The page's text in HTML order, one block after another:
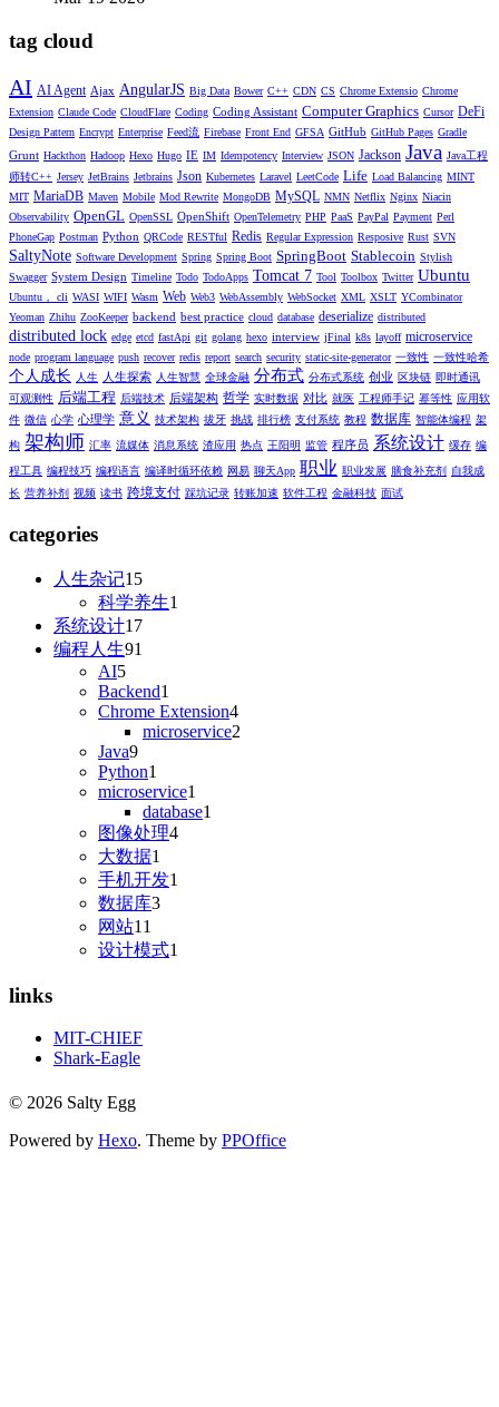
tag cloud
AI AI Agent Ajax AngularJS Big Data Bower C++ CDN CS Chrome Extensio Chrome
Extension Claude Code CloudFlare Coding Coding Assistant Computer Graphics Cursor DeFi
Design Pattern Encrypt Enterprise Feed流 Firebase Front End GFSA GitHub GitHub Pages Gradle
Grunt Hackthon Hadoop Hexo Hugo IE IM Idempotency Interview JSON Jackson Java Java工程
师转C++ Jersey JetBrains Jetbrains Json Kubernetes Laravel LeetCode Life Load Balancing MINT
MIT MariaDB Maven Mobile Mod Rewrite MongoDB MySQL NMN Netflix Nginx Niacin
Observability OpenGL OpenSSL OpenShift OpenTelemetry PHP PaaS PayPal Payment Perl
PhoneGap Postman Python QRCode RESTful Redis Regular Expression Resposive Rust SVN
SaltyNote Software Development Spring Spring Boot SpringBoot Stablecoin Stylish
Swagger System Design Timeline Todo TodoApps Tomcat 7 Tool Toolbox Twitter Ubuntu
Ubuntu， cli WASI WIFI Wasm Web Web3 WebAssembly WebSocket XML XSLT YCombinator
Yeoman Zhihu ZooKeeper backend best practice cloud database deserialize distributed
distributed lock edge etcd fastApi git golang hexo interview jFinal k8s layoff microservice
node program language push recover redis report search security static-site-generator 一致性 一致性哈希
个人成长 人生 人生探索 人生智慧 全球金融 分布式 分布式系统 创业 区块链 即时通讯
可观测性 后端工程 后端技术 后端架构 哲学 实时数据 对比 就医 工程师手记 幂等性 应用软
件 微信 心学 心理学 意义 技术架构 拔牙 挑战 排行榜 支付系统 教程 数据库 智能体编程 架
构 架构师 汇率 流媒体 消息系统 渣应用 热点 王阳明 监管 程序员 系统设计 缓存 编
程工具 编程技巧 编程语言 编译时循环依赖 网易 聊天App 职业 职业发展 膳食补充剂
自我成
长 营养补剂 视频 读书 跨境支付 踩坑记录 转账加速 软件工程 金融科技 面试
categories
人生杂记15
科学养生1
系统设计17
编程人生91
AI5
Backend1
Chrome Extension4
microservice2
Java9
Python1
microservice1
database1
图像处理4
大数据1
手机开发1
数据库3
网站11
设计模式1
links
MIT-CHIEF
Shark-Eagle
© 2026 Salty Egg
Powered by Hexo. Theme by PPOffice